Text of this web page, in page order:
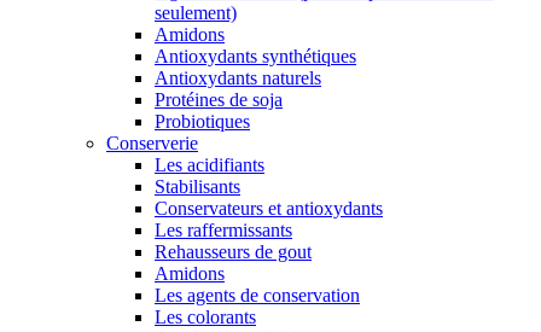
seulement)
Amidons
Antioxydants synthétiques
Antioxydants naturels
Protéines de soja
Probiotiques
Conserverie
Les acidifiants
Stabilisants
Conservateurs et antioxydants
Les raffermissants
Rehausseurs de gout
Amidons
Les agents de conservation
Les colorants